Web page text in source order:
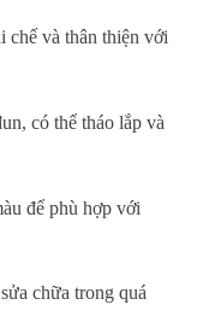
chế và thân thiện với
có thể tháo lắp và
để phù hợp với
chữa trong quá